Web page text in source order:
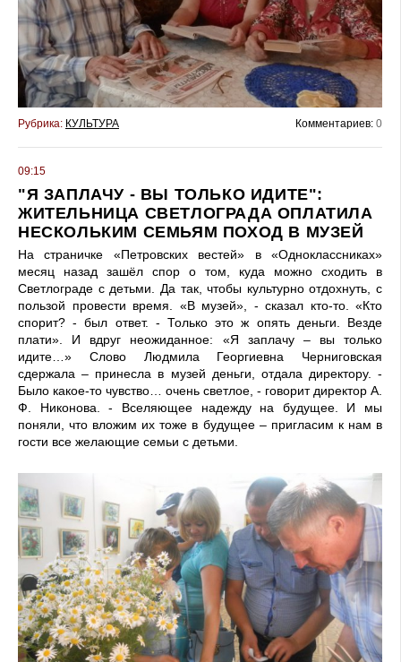
Рубрика: КУЛЬТУРА Комментариев: 0
09:15
"Я ЗАПЛАЧУ - ВЫ ТОЛЬКО ИДИТЕ":
ЖИТЕЛЬНИЦА СВЕТЛОГРАДА ОПЛАТИЛА
НЕСКОЛЬКИМ СЕМЬЯМ ПОХОД В МУЗЕЙ
На страничке «Петровских вестей» в «Одноклассниках»
месяц назад зашёл спор о том, куда можно сходить в
Светлограде с детьми. Да так, чтобы культурно отдохнуть, с
пользой провести время. «В музей», - сказал кто-то. «Кто
спорит? - был ответ. - Только это ж опять деньги. Везде
плати». И вдруг неожиданное: «Я заплачу – вы только
идите…» Слово Людмила Георгиевна Черниговская
сдержала – принесла в музей деньги, отдала директору. -
Было какое-то чувство… очень светлое, - говорит директор А.
Ф. Никонова. - Вселяющее надежду на будущее. И мы
поняли, что вложим их тоже в будущее – пригласим к нам в
гости все желающие семьи с детьми.